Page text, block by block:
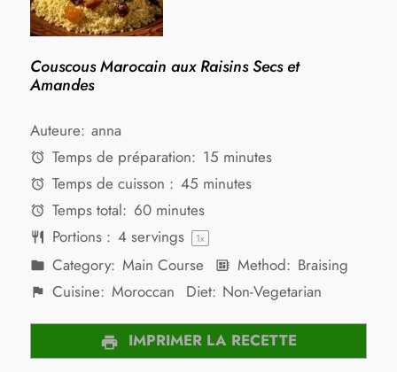
Couscous Marocain aux Raisins Secs et
Amandes
Auteure: anna
Temps de préparation: 15 minutes
Temps de cuisson : 45 minutes
Temps total: 60 minutes
Portions : 4servings 1x
Category: Main Course Method: Braising
Cuisine: Moroccan Diet: Non-Vegetarian
IMPRIMER LA RECETTE